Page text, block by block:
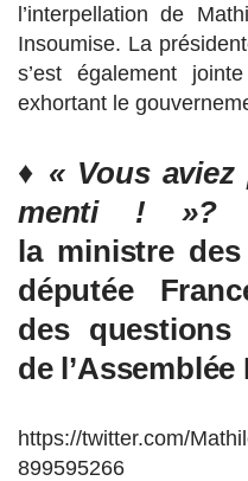
l’interpellation de
Insoumise. La
s’est également
exhortant le
♦ « Vous
menti ! »?
la ministre
députée
des questions
de
https://twitter.com/
899595266